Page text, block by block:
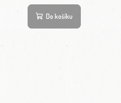
Do košíku